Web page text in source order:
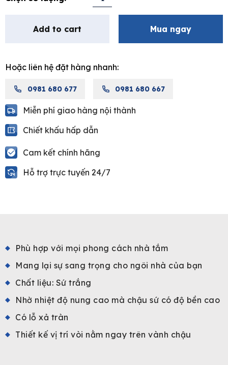
Lavabo
âm
SW50720
Add to cart Mua ngay
Hoặc liên hệ đặt hàng nhanh:
0981 680 677 0981 680 667
Miễn phí giao hàng nội thành
Chiết khấu hấp dẫn
Cam kết chính hãng
Hỗ trợ trực tuyến 24/7
Phù hợp với mọi phong cách nhà tắm
Mang lại sự sang trọng cho ngôi nhà của bạn
Chất liệu: Sứ trắng
Nhờ nhiệt độ nung cao mà chậu sứ có độ bền cao
Có lỗ xả tràn
Thiết kế vị trí vòi nằm ngay trên vành chậu